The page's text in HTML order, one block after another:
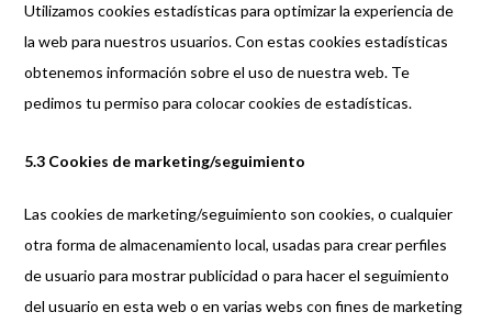
Utilizamos cookies estadísticas para optimizar la experiencia de
la web para nuestros usuarios. Con estas cookies estadísticas
obtenemos información sobre el uso de nuestra web. Te
pedimos tu permiso para colocar cookies de estadísticas.
5.3 Cookies de marketing/seguimiento
Las cookies de marketing/seguimiento son cookies, o cualquier
otra forma de almacenamiento local, usadas para crear perfiles
de usuario para mostrar publicidad o para hacer el seguimiento
del usuario en esta web o en varias webs con fines de marketing